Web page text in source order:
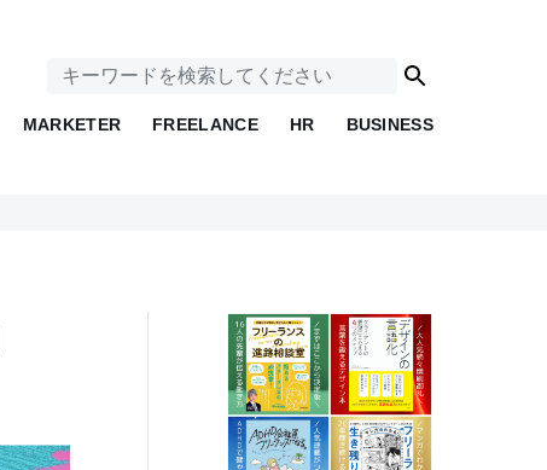
MARKETER FREELANCE HR BUSINESS